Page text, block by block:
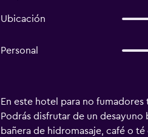
Ubicación
Personal
En este hotel para no
Podrás disfrutar de un
bañera de hidromasaje, café o